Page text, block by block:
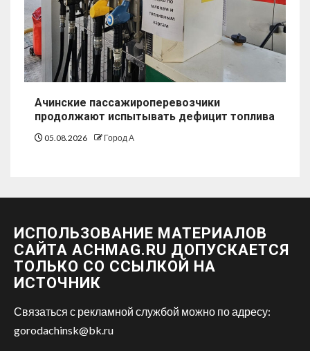
Ачинские пассажироперевозчики
продолжают испытывать дефицит топлива
05.08.2026 Город А
ИСПОЛЬЗОВАНИЕ МАТЕРИАЛОВ
САЙТА ACHMAG.RU ДОПУСКАЕТСЯ
ТОЛЬКО СО ССЫЛКОЙ НА
ИСТОЧНИК
Связаться с рекламной службой можно по адресу:
gorodachinsk@bk.ru